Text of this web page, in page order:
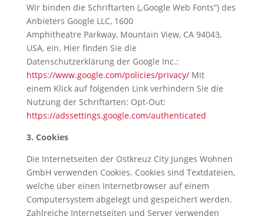
Wir binden die Schriftarten („Google Web Fonts“) des
Anbieters Google LLC, 1600
Amphitheatre Parkway, Mountain View, CA 94043,
USA, ein. Hier finden Sie die
Datenschutzerklärung der Google Inc.:
https://www.google.com/policies/privacy/Mit
einem Klick auf folgenden Link verhindern Sie die
Nutzung der Schriftarten: Opt-Out:
https://adssettings.google.com/authenticated
3. Cookies
Die Internetseiten der Ostkreuz City Junges Wohnen
GmbH verwenden Cookies. Cookies sind Textdateien,
welche über einen Internetbrowser auf einem
Computersystem abgelegt und gespeichert werden.
Zahlreiche Internetseiten und Server verwenden